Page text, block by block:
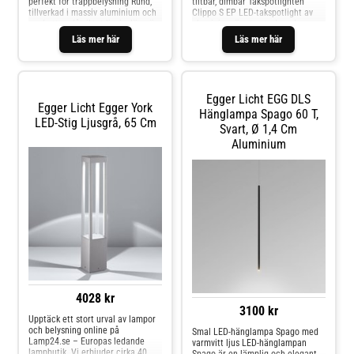
Läs mer här
tillverkad i massiv aluminium och
med ett nedåtriktat ljusinsläpp är
LED-vägglampan Vigo perfekt för
belysning av trappor eller golvytor,
både inomhus och utomhus tack
energieffektivt tack vare de
integrerade, varmvita LED-
lamporna. Armaturhuset är
ljuset avges bländfritt endast i
riktning mot golvet.
Läs mer här
Clippo S EP LED-takspotlight av
aluminium är utrustad med en
rund kåpa för infälld montering i
tak. Det justerbara cylindriska
huvudet gör att ljuset kan riktas
säljs separat - kan vridas 350° -
kan svängas 90° - bra
färgåtergivning: CRI 90 - dimbar:
sänkning av färgtemperaturen vid
dimbar från 3 000 K till 1 800 K -
Egger Licht Egger York
LED-Stig Ljusgrå, 65 Cm
4028 kr
Upptäck ett stort urval av lampor
och belysning online på
Lamp24.se – Europas ledande
Egger Licht EGG DLS
Hänglampa Spago 60 T,
Svart, Ø 1,4 Cm
Aluminium
3100 kr
Smal LED-hänglampa Spago med
varmvitt ljus LED-hänglampan